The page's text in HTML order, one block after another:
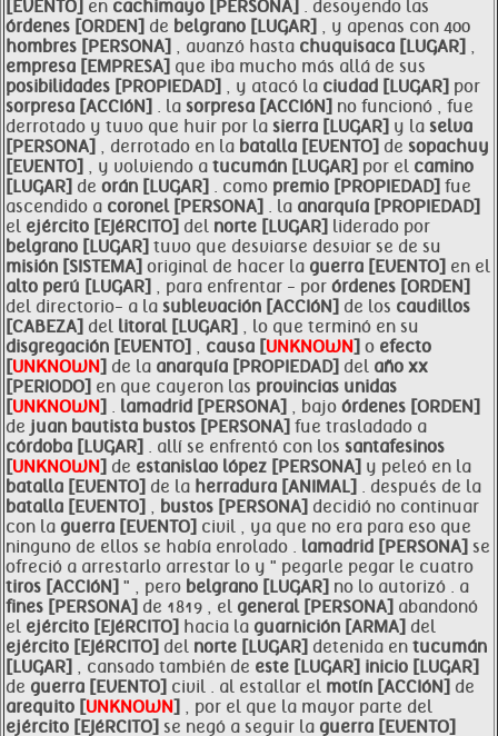
[EVENTO] en cachimayo [PERSONA] . desoyendo las
órdenes [ORDEN] de belgrano [LUGAR] , y apenas con 400
hombres [PERSONA] , avanzó hasta chuquisaca [LUGAR] ,
empresa [EMPRESA] que iba mucho más allá de sus
posibilidades [PROPIEDAD] , y atacó la ciudad [LUGAR] por
sorpresa [ACCIóN] . la sorpresa [ACCIóN] no funcionó , fue
derrotado y tuvo que huir por la sierra [LUGAR] y la selva
[PERSONA] , derrotado en la batalla [EVENTO] de sopachuy
[EVENTO] , y volviendo a tucumán [LUGAR] por el camino
[LUGAR] de orán [LUGAR] . como premio [PROPIEDAD] fue
ascendido a coronel [PERSONA] . la anarquía [PROPIEDAD]
el ejército [EJéRCITO] del norte [LUGAR] liderado por
belgrano [LUGAR] tuvo que desviarse desviar se de su
misión [SISTEMA] original de hacer la guerra [EVENTO] en el
alto perú [LUGAR] , para enfrentar - por órdenes [ORDEN]
del directorio- a la sublevación [ACCIóN] de los caudillos
[CABEZA] del litoral [LUGAR] , lo que terminó en su
disgregación [EVENTO] , causa [UNKNOWN] o efecto
[UNKNOWN] de la anarquía [PROPIEDAD] del año xx
[PERIODO] en que cayeron las provincias unidas
[UNKNOWN] . lamadrid [PERSONA] , bajo órdenes [ORDEN]
de juan bautista bustos [PERSONA] fue trasladado a
córdoba [LUGAR] . allí se enfrentó con los santafesinos
[UNKNOWN] de estanislao lópez [PERSONA] y peleó en la
batalla [EVENTO] de la herradura [ANIMAL] . después de la
batalla [EVENTO] , bustos [PERSONA] decidió no continuar
con la guerra [EVENTO] civil , ya que no era para eso que
ninguno de ellos se había enrolado . lamadrid [PERSONA] se
ofreció a arrestarlo arrestar lo y " pegarle pegar le cuatro
tiros [ACCIóN] " , pero belgrano [LUGAR] no lo autorizó . a
fines [PERSONA] de 1819 , el general [PERSONA] abandonó
el ejército [EJéRCITO] hacia la guarnición [ARMA] del
ejército [EJéRCITO] del norte [LUGAR] detenida en tucumán
[LUGAR] , cansado también de este [LUGAR] inicio [LUGAR]
de guerra [EVENTO] civil . al estallar el motín [ACCIóN] de
arequito [UNKNOWN] , por el que la mayor parte del
ejército [EJéRCITO] se negó a seguir la guerra [EVENTO]